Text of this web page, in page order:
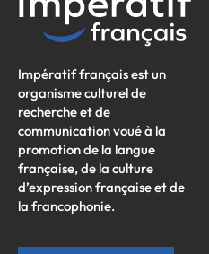
Impératif français est un
organisme culturel de
recherche et de
communication voué à la
promotion de la langue
française, de la culture
d’expression française et de
la francophonie.